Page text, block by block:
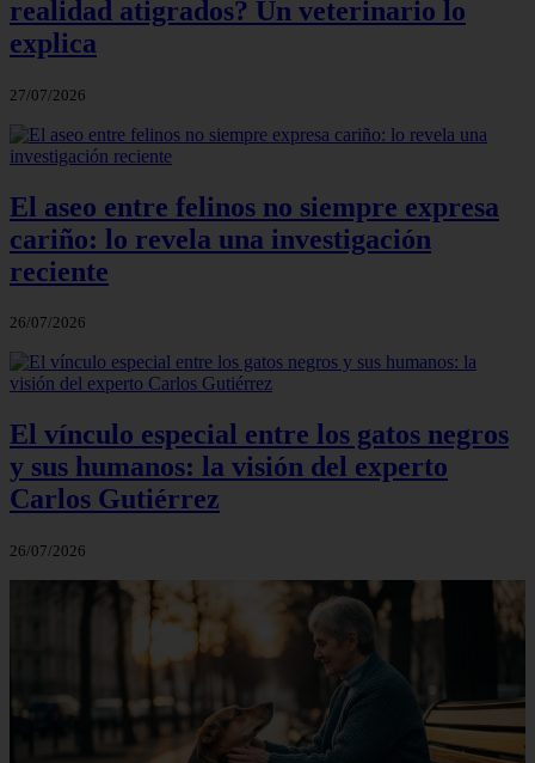
realidad atigrados? Un veterinario lo
explica
27/07/2026
El aseo entre felinos no siempre expresa
cariño: lo revela una investigación
reciente
26/07/2026
El vínculo especial entre los gatos negros
y sus humanos: la visión del experto
Carlos Gutiérrez
26/07/2026